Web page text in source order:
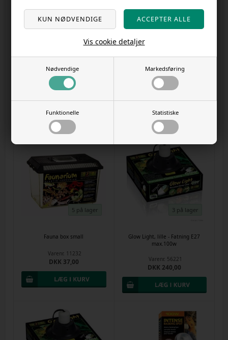
Nødvendige Markedsføring
Funktionelle Statistiske
Vis cookie detaljer
1 på lager
Exoterra vandskål ekstra stor -
23X7X28CM
Varenr.55052
DKK 164,00
Exoterra vandskål stor
21X5X17,5cm
Varenr.28062023a
DKK 113,00
5 på lager
Fauna box small
Varenr. 11232
DKK 37,00
3 på lager
Glow Light, lille - Fatning E27
max.100w
Varenr. 56221
DKK 240,00